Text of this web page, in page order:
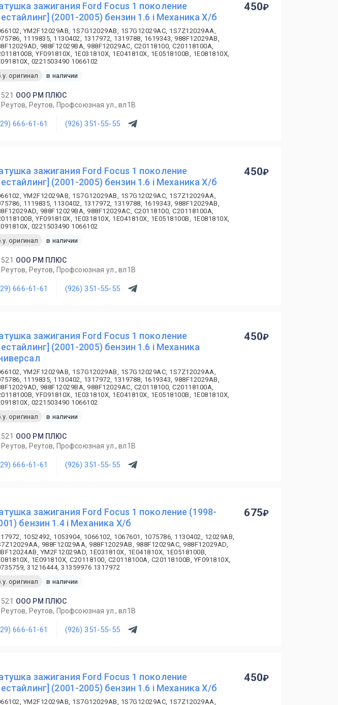
зажигания Ford Focus 1 поколение
(2001-2005) бензин 1.6 i Механика Х/б
YM2F12029AB, 1S7G12029AB, 1S7G12029AC, 1S7Z12029AA,
1119835, 1130402, 1317972, 1319788, 1619343, 988F12029AB,
988F12029BA, 988F12029AC, C20118100, C20118100A,
YF091810X, 1E031810X, 1E041810X, 1E0518100B, 1E081810X,
0221503490 1066102
оригинал
в наличии
521 ООО РМ ПЛЮС
Реутов, Реутов, Профсоюзная ул., вл1В
666-61-61 (926) 351-55-55
450
зажигания Ford Focus 1 поколение
(2001-2005) бензин 1.6 i Механика Х/б
YM2F12029AB, 1S7G12029AB, 1S7G12029AC, 1S7Z12029AA,
1119835, 1130402, 1317972, 1319788, 1619343, 988F12029AB,
988F12029BA, 988F12029AC, C20118100, C20118100A,
YF091810X, 1E031810X, 1E041810X, 1E0518100B, 1E081810X,
0221503490 1066102
оригинал
в наличии
521 ООО РМ ПЛЮС
Реутов, Реутов, Профсоюзная ул., вл1В
666-61-61 (926) 351-55-55
450
зажигания Ford Focus 1 поколение
(2001-2005) бензин 1.6 i Механика
YM2F12029AB, 1S7G12029AB, 1S7G12029AC, 1S7Z12029AA,
1119835, 1130402, 1317972, 1319788, 1619343, 988F12029AB,
988F12029BA, 988F12029AC, C20118100, C20118100A,
YF091810X, 1E031810X, 1E041810X, 1E0518100B, 1E081810X,
0221503490 1066102
оригинал
в наличии
521 ООО РМ ПЛЮС
Реутов, Реутов, Профсоюзная ул., вл1В
666-61-61 (926) 351-55-55
450
зажигания Ford Focus 1 поколение (1998-
бензин 1.4 i Механика Х/б
1052492, 1053904, 1066102, 1067601, 1075786, 1130402, 12029AB,
988F12029AA, 988F12029AB, 988F12029AC, 988F12029AD,
YM2F12029AD, 1E031810X, 1E041810X, 1E0518100B,
1E091810X, C20118100, C20118100A, C20118100B, YF091810X,
31216444, 31359976 1317972
оригинал
в наличии
521 ООО РМ ПЛЮС
Реутов, Реутов, Профсоюзная ул., вл1В
666-61-61 (926) 351-55-55
675
зажигания Ford Focus 1 поколение
(2001-2005) бензин 1.6 i Механика Х/б
YM2F12029AB, 1S7G12029AB, 1S7G12029AC, 1S7Z12029AA,
450